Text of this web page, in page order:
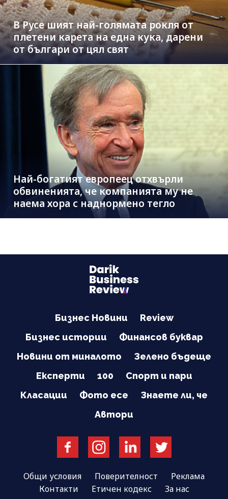
В Русе шият най-голямата рокля от
плетени карета на една кука, дарени
от българи от цял свят
Най-богатият европеец отхвърли
обвиненията, че компанията му не
наема хора с наднормено тегло
Бизнес Новини
Review
Бизнес истории
Финансов буквар
Новини от миналото
Зелено бъдеще
Експерти
100
Спорт и пари
Класации
Фото есе
Знаете ли, че
Автори
Общи условия Поверителност
Реклама
Контакти
Етичен кодекс За нас